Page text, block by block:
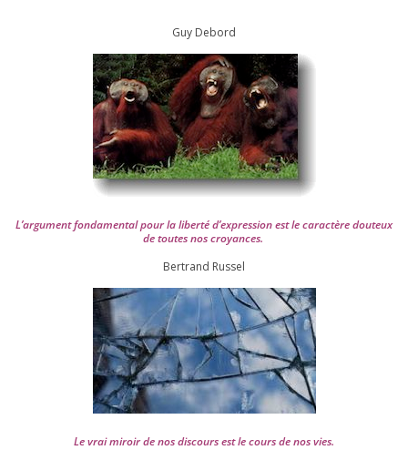
Guy Debord
L’argument fon­da­men­tal pour la liber­té d’expression est le carac­tère dou­teux
de toutes nos croyances.
Ber­trand Russel
Le vrai miroir de nos dis­cours est le cours de nos vies.